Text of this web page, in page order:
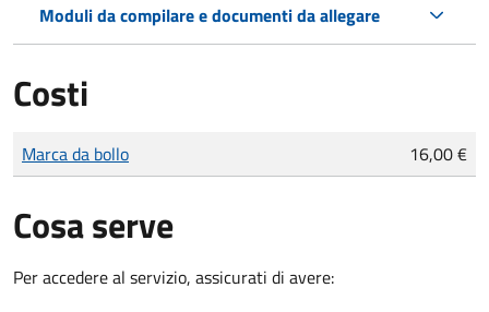
Moduli da compilare e documenti da allegare
Costi
Tipo di pagamento
Importo
Marca da bollo 16,00 €
Cosa serve
Per accedere al servizio, assicurati di avere: